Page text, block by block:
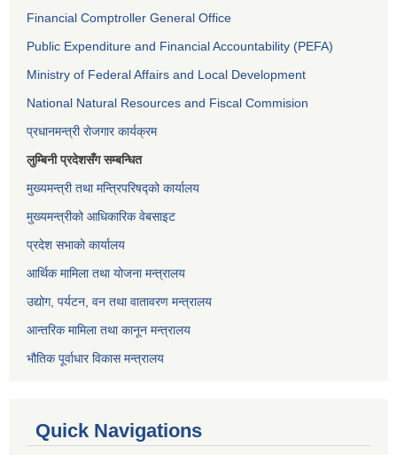
Financial Comptroller General Office
Public Expenditure and Financial Accountability (PEFA)
Ministry of Federal Affairs and Local Development
National Natural Resources and Fiscal Commision
प्रधानमन्त्री रोजगार कार्यक्रम
लुम्बिनी प्रदेशसँग सम्बन्धित
मुख्यमन्त्री तथा मन्त्रिपरिषद्को कार्यालय
मुख्यमन्त्रीको आधिकारिक वेबसाइट
प्रदेश सभाको कार्यालय
आर्थिक मामिला तथा योजना मन्त्रालय
उद्योग, पर्यटन, वन तथा वातावरण मन्त्रालय
आन्तरिक मामिला तथा कानून मन्त्रालय
भौतिक पूर्वाधार विकास मन्त्रालय
Quick Navigations